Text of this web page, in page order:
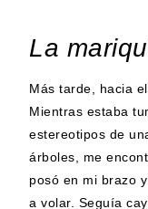
La
Más tarde, hacia
Mientras estaba
estereotipos de
árboles, me
posó en mi brazo
a volar. Seguía